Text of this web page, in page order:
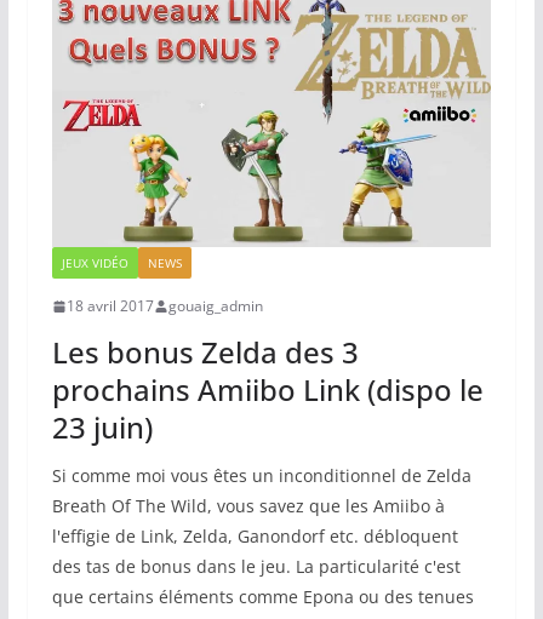
JEUX VIDÉO NEWS
18 avril 2017 gouaig_admin
Les bonus Zelda des 3
prochains Amiibo Link (dispo le
23 juin)
Si comme moi vous êtes un inconditionnel de Zelda
Breath Of The Wild, vous savez que les Amiibo à
l'effigie de Link, Zelda, Ganondorf etc. débloquent
des tas de bonus dans le jeu. La particularité c'est
que certains éléments comme Epona ou des tenues